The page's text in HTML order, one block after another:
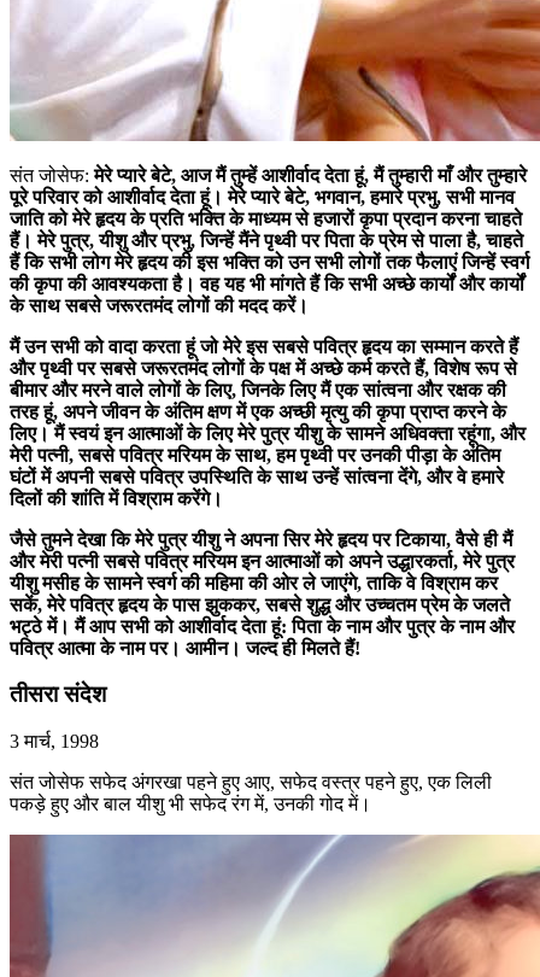
संत जोसेफ:मेरे प्यारे बेटे, आज मैं तुम्हें आशीर्वाद देता हूं, मैं तुम्हारी माँ और तुम्हारे
पूरे परिवार को आशीर्वाद देता हूं। मेरे प्यारे बेटे, भगवान, हमारे प्रभु, सभी मानव
जाति को मेरे हृदय के प्रति भक्ति के माध्यम से हजारों कृपा प्रदान करना चाहते
हैं। मेरे पुत्र, यीशु और प्रभु, जिन्हें मैंने पृथ्वी पर पिता के प्रेम से पाला है, चाहते
हैं कि सभी लोग मेरे हृदय की इस भक्ति को उन सभी लोगों तक फैलाएं जिन्हें स्वर्ग
की कृपा की आवश्यकता है। वह यह भी मांगते हैं कि सभी अच्छे कार्यों और कार्यों
के साथ सबसे जरूरतमंद लोगों की मदद करें।
मैं उन सभी को वादा करता हूं जो मेरे इस सबसे पवित्र हृदय का सम्मान करते हैं
और पृथ्वी पर सबसे जरूरतमंद लोगों के पक्ष में अच्छे कर्म करते हैं, विशेष रूप से
बीमार और मरने वाले लोगों के लिए, जिनके लिए मैं एक सांत्वना और रक्षक की
तरह हूं, अपने जीवन के अंतिम क्षण में एक अच्छी मृत्यु की कृपा प्राप्त करने के
लिए। मैं स्वयं इन आत्माओं के लिए मेरे पुत्र यीशु के सामने अधिवक्ता रहूंगा, और
मेरी पत्नी, सबसे पवित्र मरियम के साथ, हम पृथ्वी पर उनकी पीड़ा के अंतिम
घंटों में अपनी सबसे पवित्र उपस्थिति के साथ उन्हें सांत्वना देंगे, और वे हमारे
दिलों की शांति में विश्राम करेंगे।
जैसे तुमने देखा कि मेरे पुत्र यीशु ने अपना सिर मेरे हृदय पर टिकाया, वैसे ही मैं
और मेरी पत्नी सबसे पवित्र मरियम इन आत्माओं को अपने उद्धारकर्ता, मेरे पुत्र
यीशु मसीह के सामने स्वर्ग की महिमा की ओर ले जाएंगे, ताकि वे विश्राम कर
सकें, मेरे पवित्र हृदय के पास झुककर, सबसे शुद्ध और उच्चतम प्रेम के जलते
भट्ठे में। मैं आप सभी को आशीर्वाद देता हूं: पिता के नाम और पुत्र के नाम और
पवित्र आत्मा के नाम पर। आमीन। जल्द ही मिलते हैं!
तीसरा संदेश
3 मार्च, 1998
संत जोसेफ सफेद अंगरखा पहने हुए आए, सफेद वस्त्र पहने हुए, एक लिली
पकड़े हुए और बाल यीशु भी सफेद रंग में, उनकी गोद में।